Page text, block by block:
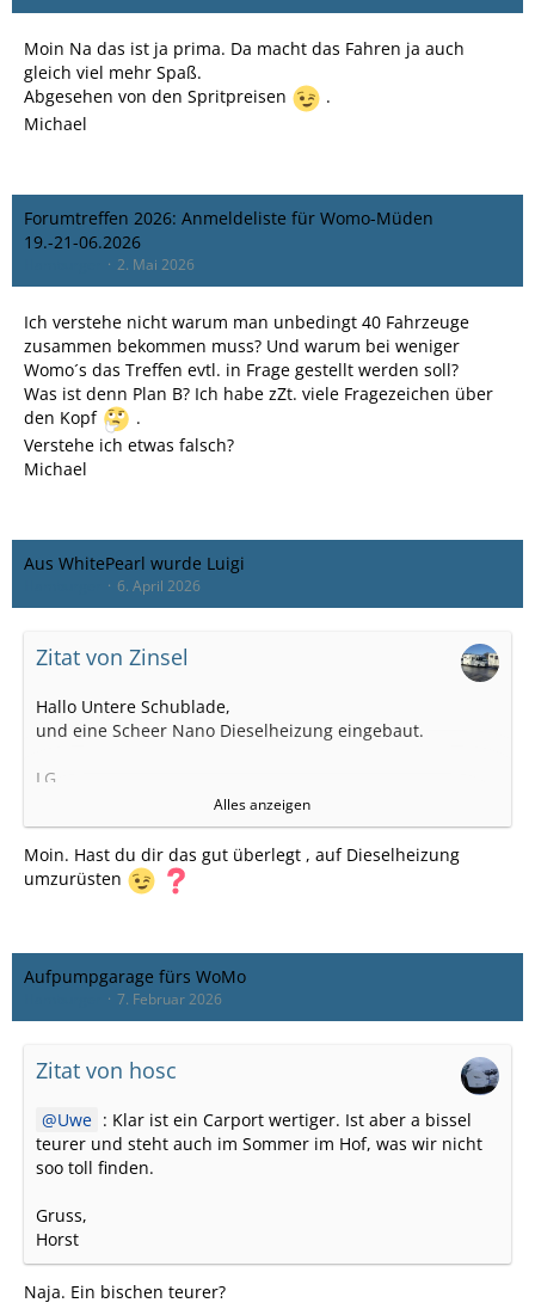
Moin Na das ist ja prima. Da macht das Fahren ja auch
gleich viel mehr Spaß.
Abgesehen von den Spritpreisen
.
Michael
Forumtreffen 2026: Anmeldeliste für Womo-Müden
19.-21-06.2026
2. Mai 2026
Ich verstehe nicht warum man unbedingt 40 Fahrzeuge
zusammen bekommen muss? Und warum bei weniger
Womo´s das Treffen evtl. in Frage gestellt werden soll?
Was ist denn Plan B? Ich habe zZt. viele Fragezeichen über
den Kopf
.
Verstehe ich etwas falsch?
Michael
Aus WhitePearl wurde Luigi
6. April 2026
Zitat von Zinsel
Hallo Untere Schublade,
und eine Scheer Nano Dieselheizung eingebaut.
LG
P.S.
Unser Luigi
Alles anzeigen
Moin. Hast du dir das gut überlegt , auf Dieselheizung
umzurüsten
Aufpumpgarage fürs WoMo
7. Februar 2026
Zitat von hosc
Uwe : Klar ist ein Carport wertiger. Ist aber a bissel
teurer und steht auch im Sommer im Hof, was wir nicht
soo toll finden.
Gruss,
Horst
Naja. Ein bischen teurer?